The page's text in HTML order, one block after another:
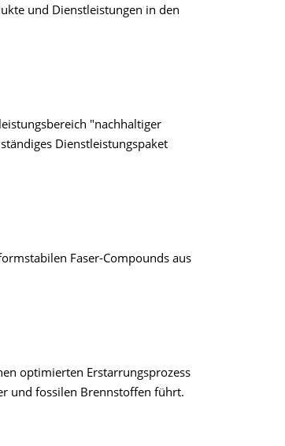
und Dienstleistungen in den
"nachhaltiger
Dienstleistungspaket
Faser-Compounds aus
optimierten Erstarrungsprozess
und fossilen Brennstoffen führt.